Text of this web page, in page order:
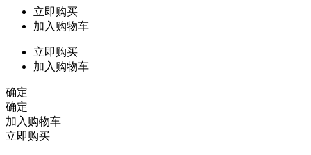
立即购买
加入购物车
立即购买
加入购物车
确定
确定
加入购物车
立即购买